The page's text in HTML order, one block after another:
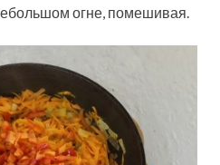
огне, помешивая.